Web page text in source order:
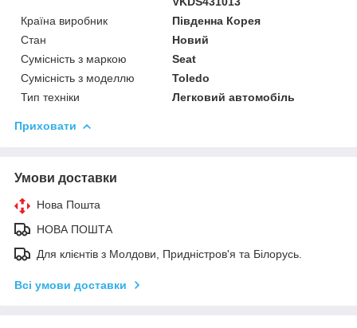
Країна виробник
Південна Корея
Стан
Новий
Сумісність з маркою
Seat
Сумісність з моделлю
Toledo
Тип техніки
Легковий автомобіль
Приховати
Умови доставки
Нова Пошта
НОВА ПОШТА
Для клієнтів з Молдови, Придністров'я та Білорусь.
Всі умови доставки